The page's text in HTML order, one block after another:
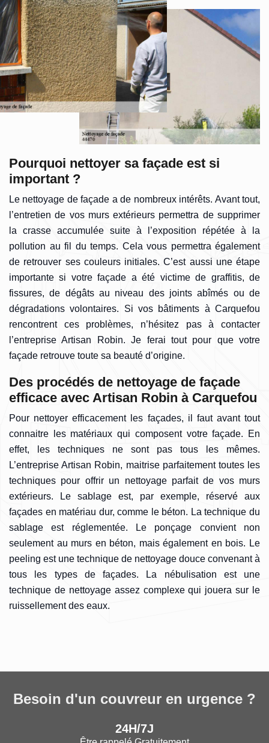
Pourquoi nettoyer sa façade est si
important ?
Le nettoyage de façade a de nombreux intérêts. Avant tout,
l’entretien de vos murs extérieurs permettra de supprimer
la crasse accumulée suite à l’exposition répétée à la
pollution au fil du temps. Cela vous permettra également
de retrouver ses couleurs initiales. C’est aussi une étape
importante si votre façade a été victime de graffitis, de
fissures, de dégâts au niveau des joints abîmés ou de
dégradations volontaires. Si vos bâtiments à Carquefou
rencontrent ces problèmes, n’hésitez pas à contacter
l’entreprise Artisan Robin. Je ferai tout pour que votre
façade retrouve toute sa beauté d’origine.
Des procédés de nettoyage de façade
efficace avec Artisan Robin à Carquefou
Pour nettoyer efficacement les façades, il faut avant tout
connaitre les matériaux qui composent votre façade. En
effet, les techniques ne sont pas tous les mêmes.
L’entreprise Artisan Robin, maitrise parfaitement toutes les
techniques pour offrir un nettoyage parfait de vos murs
extérieurs. Le sablage est, par exemple, réservé aux
façades en matériau dur, comme le béton. La technique du
sablage est réglementée. Le ponçage convient non
seulement au murs en béton, mais également en bois. Le
peeling est une technique de nettoyage douce convenant à
tous les types de façades. La nébulisation est une
technique de nettoyage assez complexe qui jouera sur le
ruissellement des eaux.
Besoin d'un couvreur en urgence ?
24H/7J